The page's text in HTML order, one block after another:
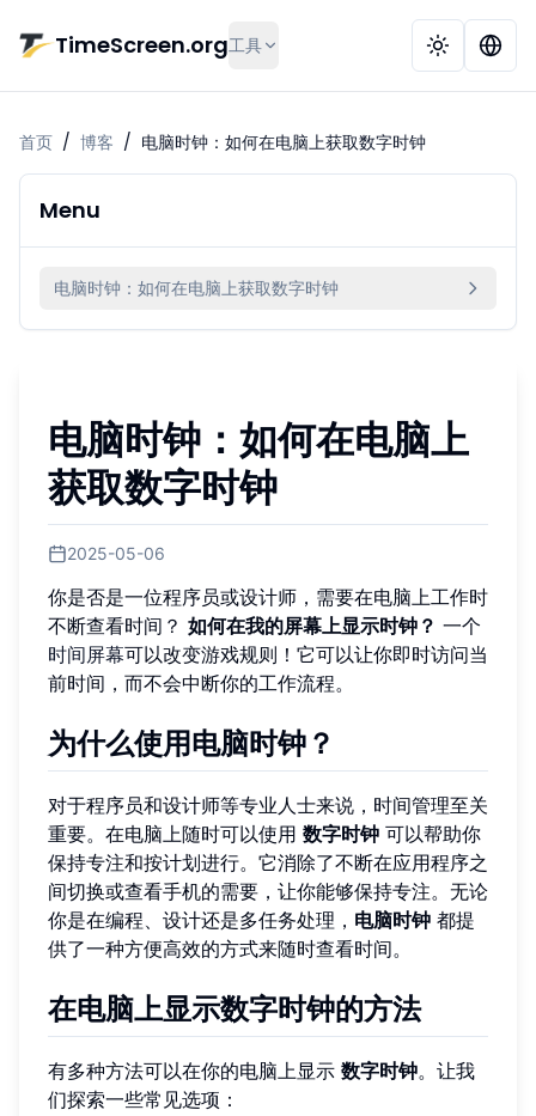
TimeScreen.org工具
首页 / 博客 / 电脑时钟：如何在电脑上获取数字时钟
Menu
电脑时钟：如何在电脑上获取数字时钟
电脑时钟：如何在电脑上
获取数字时钟
2025-05-06
你是否是一位程序员或设计师，需要在电脑上工作时
不断查看时间？ 如何在我的屏幕上显示时钟？ 一个
时间屏幕可以改变游戏规则！它可以让你即时访问当
前时间，而不会中断你的工作流程。
为什么使用电脑时钟？
对于程序员和设计师等专业人士来说，时间管理至关
重要。在电脑上随时可以使用 数字时钟 可以帮助你
保持专注和按计划进行。它消除了不断在应用程序之
间切换或查看手机的需要，让你能够保持专注。无论
你是在编程、设计还是多任务处理， 电脑时钟 都提
供了一种方便高效的方式来随时查看时间。
在电脑上显示数字时钟的方法
有多种方法可以在你的电脑上显示 数字时钟。让我
们探索一些常见选项：